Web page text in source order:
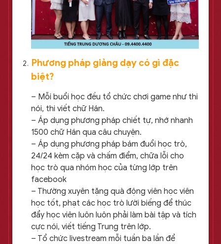
Phương pháp giảng dạy có gì đặc
biệt?
– Mỗi buổi học đều tổ chức chơi game như thi
nói, thi viết chữ Hán.
– Áp dụng phương pháp chiết tự, nhớ nhanh
1500 chữ Hán qua câu chuyện.
– Áp dụng phương pháp bám đuổi học trò,
24/24 kèm cặp và chấm điểm, chữa lỗi cho
học trò qua nhóm học của từng lớp trên
facebook
– Thường xuyên tặng quà động viên học viên
học tốt, phạt các học trò lười biếng để thúc
đẩy học viên luôn luôn phải làm bài tập và tích
cực nói, viết tiếng Trung trên lớp.
– Tổ chức livestream mỗi tuần ba lần để